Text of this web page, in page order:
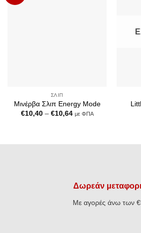
ΣΛΙΠ
Μινέρβα Σλιπ Energy Mode
€10,40 – €10,64Price
range:
με ΦΠΑ
Δωρεάν
Με αγορές άνω των